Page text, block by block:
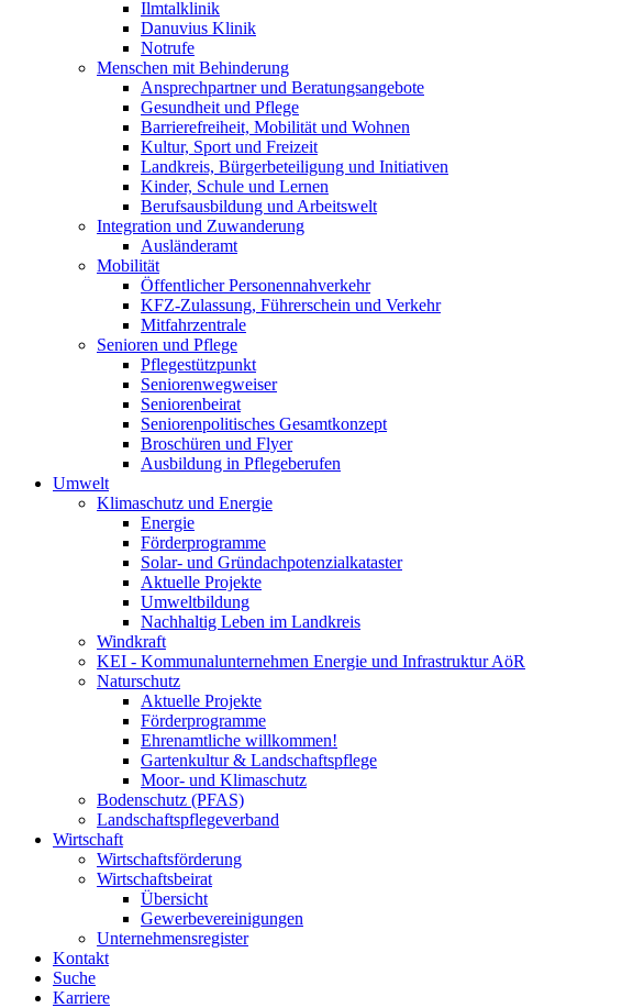
Ilmtalklinik
Danuvius Klinik
Notrufe
Menschen mit Behinderung
Ansprechpartner und Beratungsangebote
Gesundheit und Pflege
Barrierefreiheit, Mobilität und Wohnen
Kultur, Sport und Freizeit
Landkreis, Bürgerbeteiligung und Initiativen
Kinder, Schule und Lernen
Berufsausbildung und Arbeitswelt
Integration und Zuwanderung
Ausländeramt
Mobilität
Öffentlicher Personennahverkehr
KFZ-Zulassung, Führerschein und Verkehr
Mitfahrzentrale
Senioren und Pflege
Pflegestützpunkt
Seniorenwegweiser
Seniorenbeirat
Seniorenpolitisches Gesamtkonzept
Broschüren und Flyer
Ausbildung in Pflegeberufen
Umwelt
Klimaschutz und Energie
Energie
Förderprogramme
Solar- und Gründachpotenzialkataster
Aktuelle Projekte
Umweltbildung
Nachhaltig Leben im Landkreis
Windkraft
KEI - Kommunalunternehmen Energie und Infrastruktur AöR
Naturschutz
Aktuelle Projekte
Förderprogramme
Ehrenamtliche willkommen!
Gartenkultur & Landschaftspflege
Moor- und Klimaschutz
Bodenschutz (PFAS)
Landschaftspflegeverband
Wirtschaft
Wirtschaftsförderung
Wirtschaftsbeirat
Übersicht
Gewerbevereinigungen
Unternehmensregister
Kontakt
Suche
Karriere